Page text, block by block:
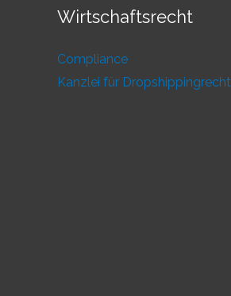
Wirtschaftsrecht
Compliance
Kanzlei für Dropshippingrecht